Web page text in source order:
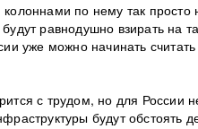
по нему так просто
равнодушно взирать на
уже можно начинать
с трудом, но для России
будут обстоять